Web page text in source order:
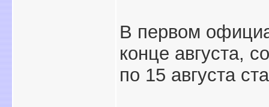
В первом
конце августа,
по 15 августа